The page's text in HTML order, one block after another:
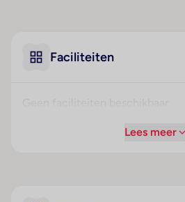
Faciliteiten
Lees meer